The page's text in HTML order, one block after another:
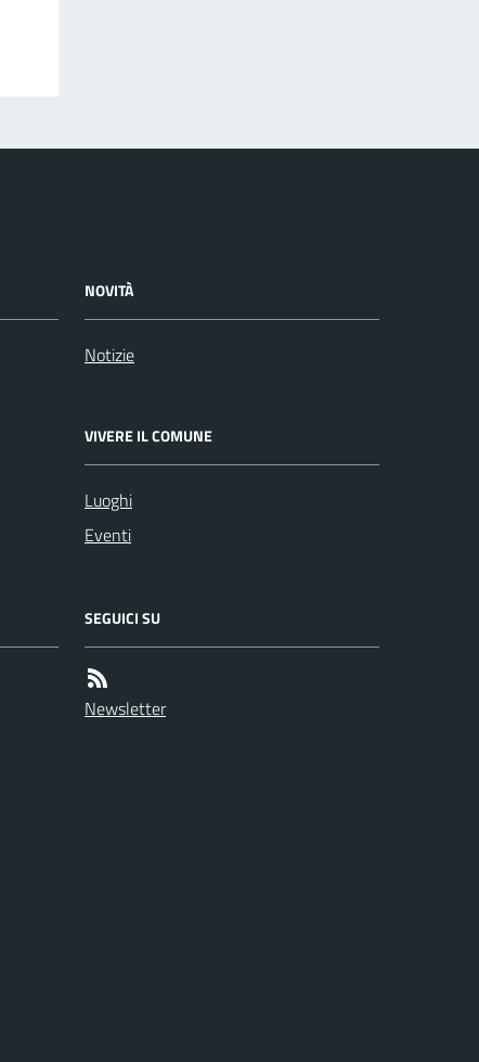
NOVITÀ
Notizie
VIVERE IL COMUNE
Luoghi
Eventi
SEGUICI SU
Newsletter